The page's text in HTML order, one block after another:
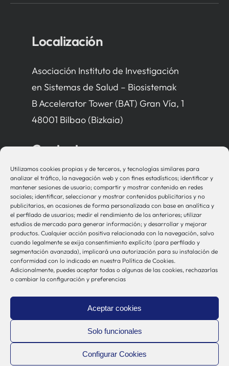
Utilizamos cookies propias y de terceros, y tecnologías similares para
analizar el tráfico, la navegación web y con fines estadísticos; identificar y
mantener sesiones de usuario; compartir y mostrar contenido en redes
sociales; identificar, seleccionar y mostrar contenidos publicitarios y no
publicitarios, en ocasiones de forma personalizada con base en analítica y
el perfilado de usuarios; medir el rendimiento de los anteriores; utilizar
estudios de mercado para generar información; y desarrollar y mejorar
productos. Cualquier acción positiva relacionada con la navegación, salvo
cuando legalmente se exija consentimiento explícito (para perfilado y
segmentación avanzada), implicará una autorización para su instalación de
conformidad con lo indicado en nuestra Política de Cookies.
Adicionalmente, puedes aceptar todas o algunas de las cookies, rechazarlas
o cambiar la configuración y preferencias
Aceptar cookies
Solo funcionales
Configurar Cookies
Localización
Asociación Instituto de Investigación
en Sistemas de Salud – Biosistemak
B Accelerator Tower (BAT) Gran Vía, 1
48001 Bilbao (Bizkaia)
Contacto
bio-sistemak@bio-sistemak.eus
944 00 77 90
Otros Enlaces
Osakidetza
Política de Privacidad
Política de Cookies